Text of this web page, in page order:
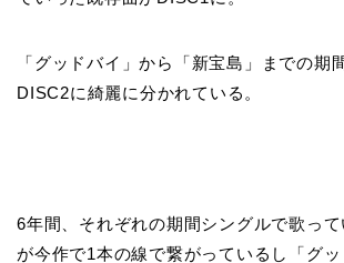
「グッドバイ」から「新宝島」までの期
DISC2に綺麗に分かれている。
6年間、それぞれの期間シングルで歌っ
が今作で1本の線で繋がっているし「グ